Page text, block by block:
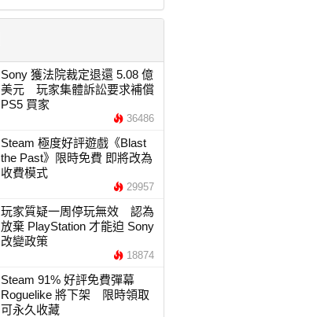
Sony 獲法院裁定退還 5.08 億
美元 玩家集體訴訟要求補償
PS5 買家
36486
Steam 極度好評遊戲《Blast
the Past》限時免費 即將改為
收費模式
29957
玩家質疑一周停玩無效 認為
放棄 PlayStation 才能迫 Sony
改變政策
18874
Steam 91% 好評免費彈幕
Roguelike 將下架 限時領取
可永久收藏